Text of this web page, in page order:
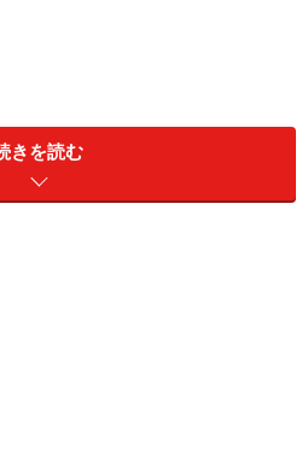
きを読む